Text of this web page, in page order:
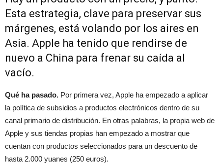
Esta estrategia, clave para preservar sus
márgenes, está volando por los aires en
Asia. Apple ha tenido que rendirse de
nuevo a China para frenar su caída al
vacío.
Qué ha pasado. Por primera vez, Apple ha empezado a aplicar
la política de subsidios a productos electrónicos dentro de su
canal primario de distribución. En otras palabras, la propia web de
Apple y sus tiendas propias han empezado a mostrar que
cuentan con productos seleccionados para un descuento de
hasta 2.000 yuanes (250 euros).